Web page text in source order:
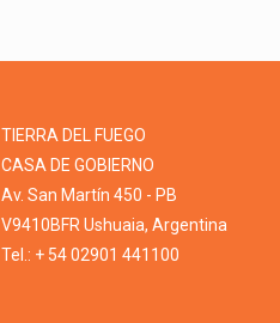
TIERRA DEL FUEGO
CASA DE GOBIERNO
Av. San Martín 450 - PB
V9410BFR Ushuaia, Argentina
Tel.: + 54 02901 441100